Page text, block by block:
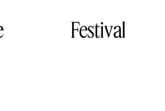
Festival